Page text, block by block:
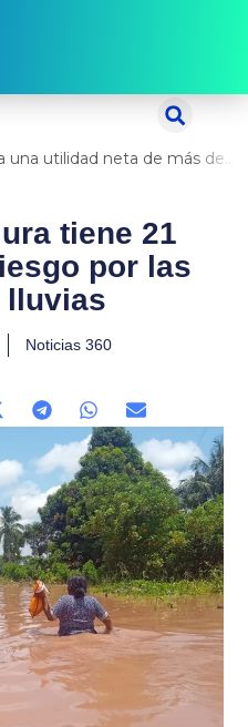
Minera Cerro Verde reporta una utilidad neta de más de US$ 500 millones
tiene 21
por las
lluvias
Noticias 360